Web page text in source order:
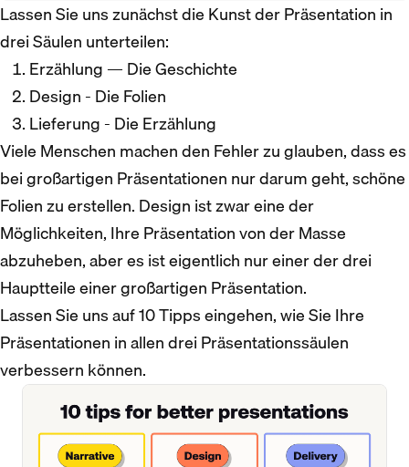
Lassen Sie uns zunächst die Kunst der Präsentation in
drei Säulen unterteilen:
Erzählung — Die Geschichte
Design - Die Folien
Lieferung - Die Erzählung
Viele Menschen machen den Fehler zu glauben, dass es
bei großartigen Präsentationen nur darum geht, schöne
Folien zu erstellen. Design ist zwar eine der
Möglichkeiten, Ihre Präsentation von der Masse
abzuheben, aber es ist eigentlich nur einer der drei
Hauptteile einer großartigen Präsentation.
Lassen Sie uns auf 10 Tipps eingehen, wie Sie Ihre
Präsentationen in allen drei Präsentationssäulen
verbessern können.